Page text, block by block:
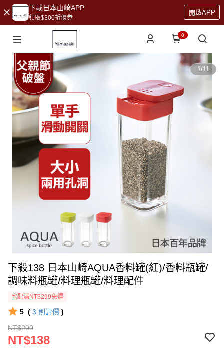
下載日本山崎APP
領取$300折價券
開啟APP
0
1/11
下殺138 日本山崎AQUA香料罐(紅)/香料瓶罐/
調味料瓶罐/料理瓶罐/料理配件
宅配滿NT$299免運
5 ( 3 則評價 )
NT$200
NT$138